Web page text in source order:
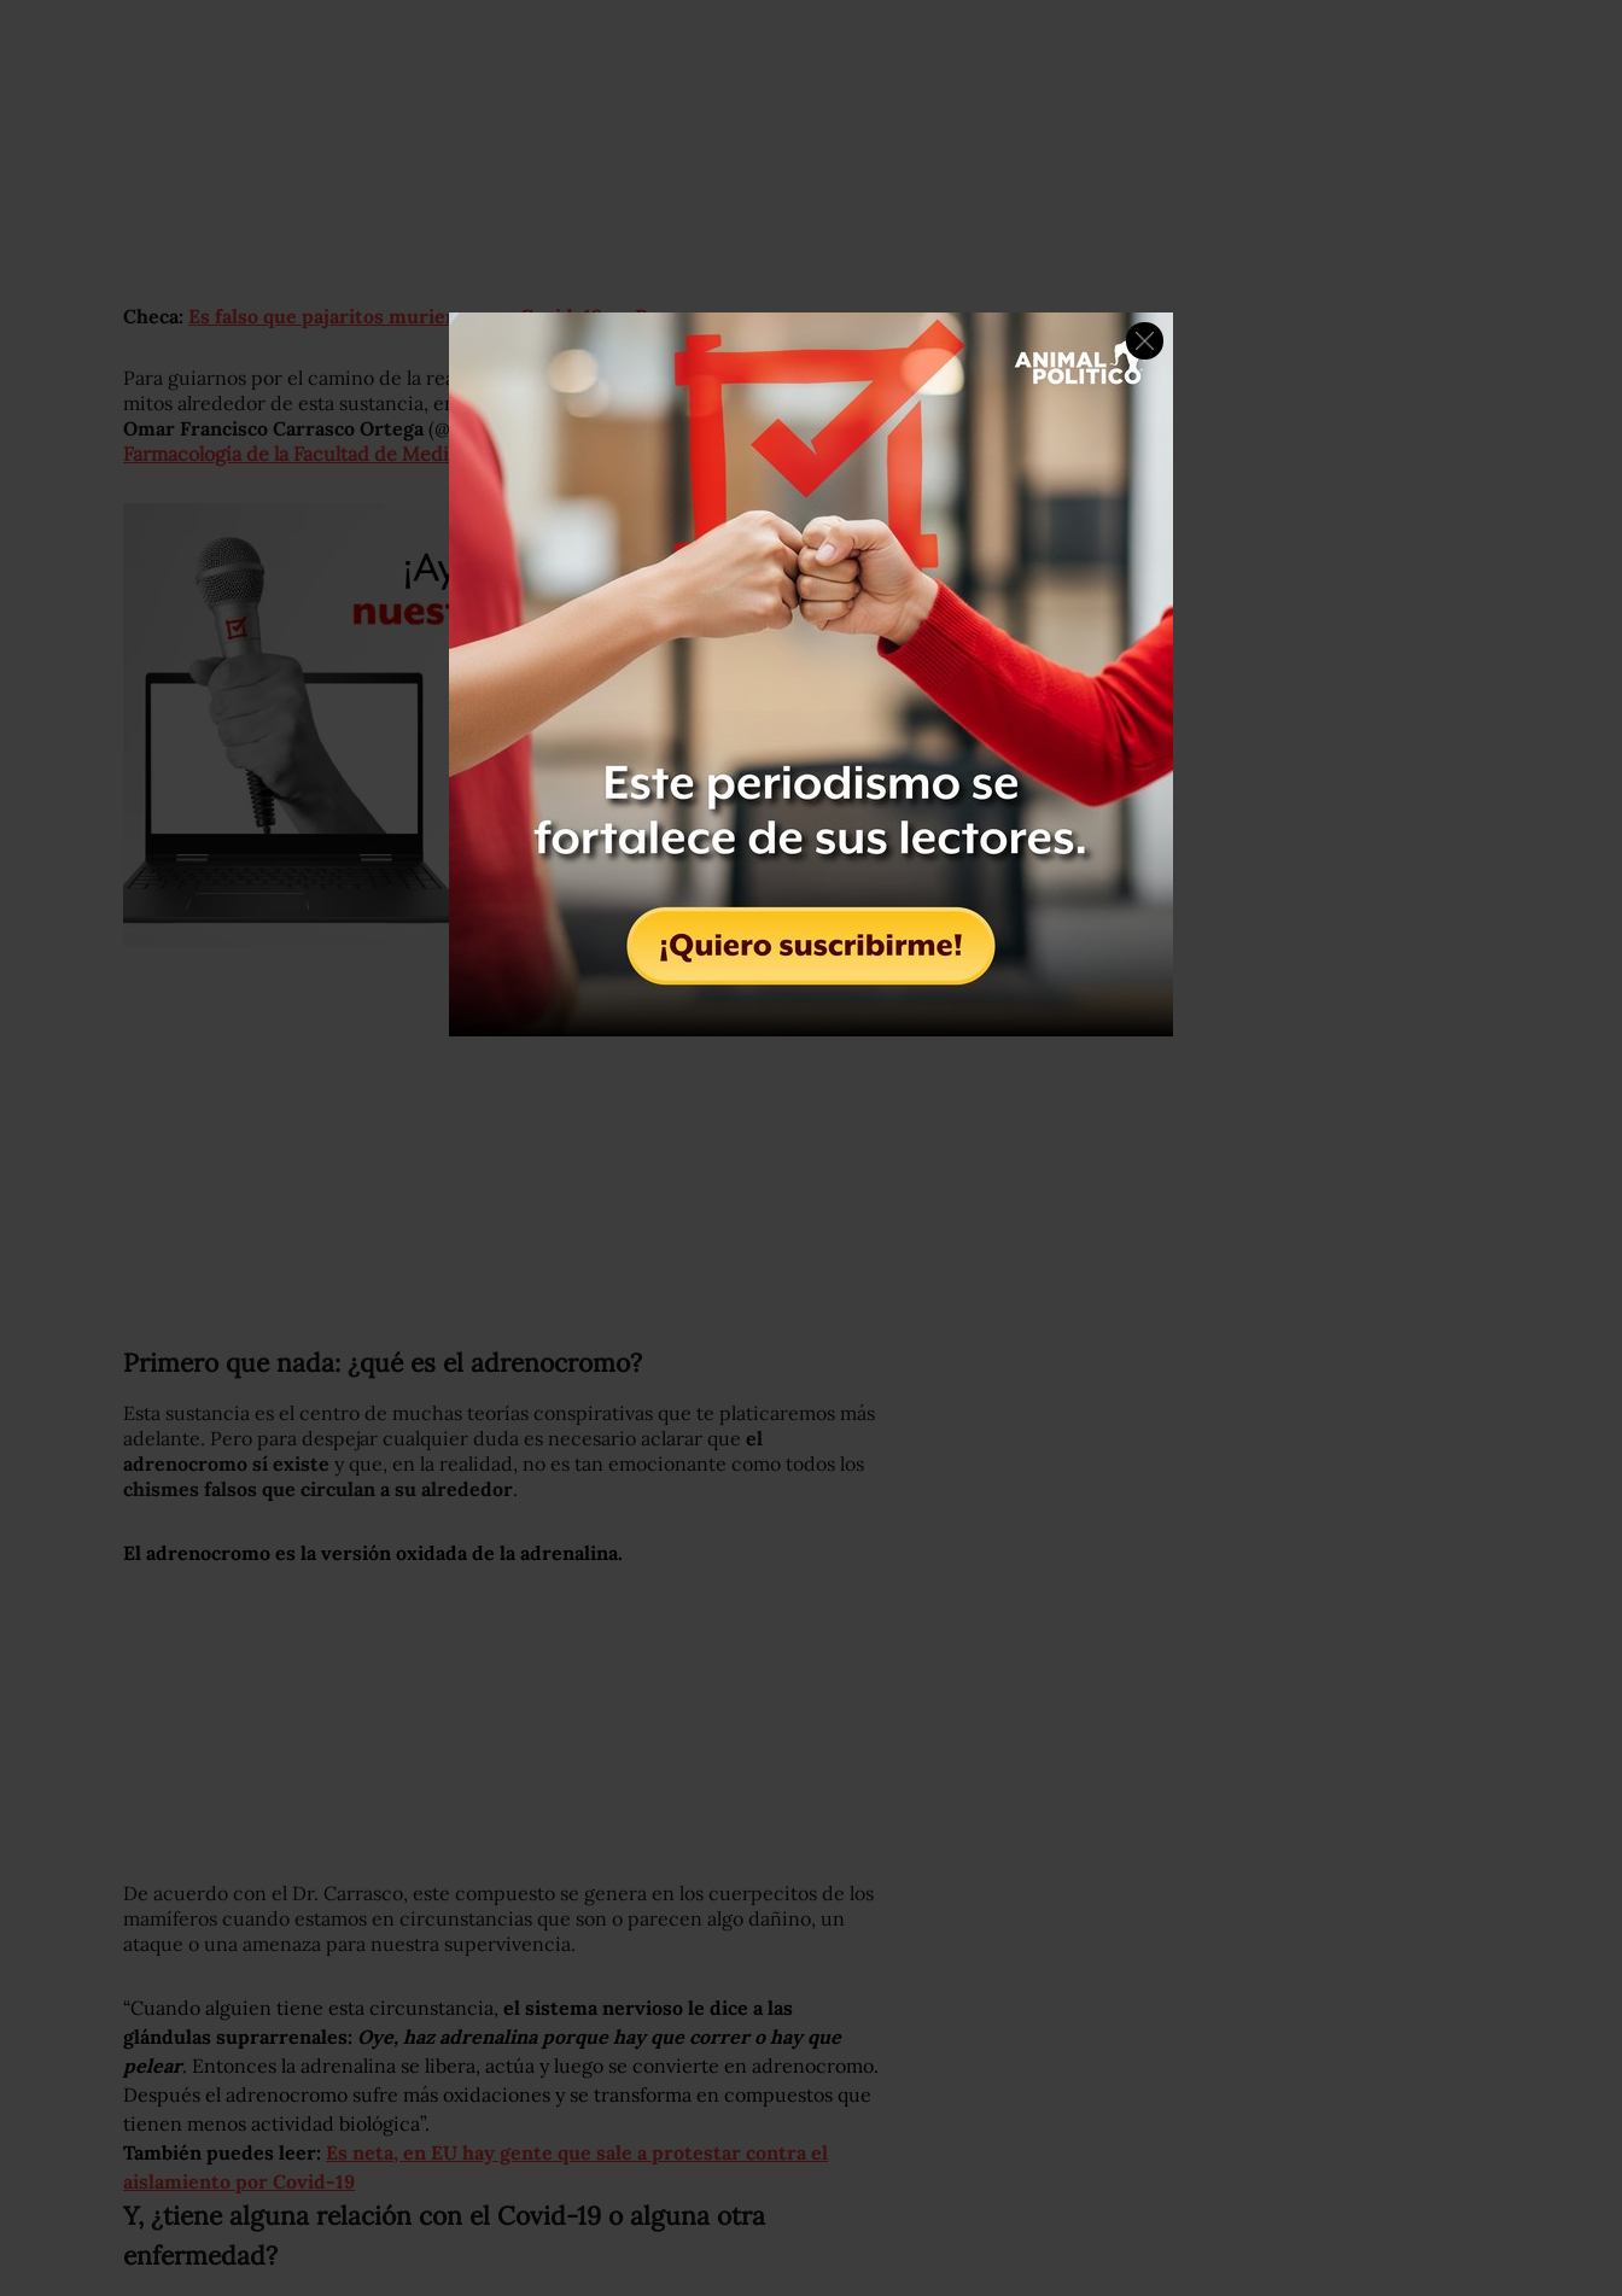
Checa: Es falso que pajaritos murieron por Covid-19 en Roma
Para guiarnos por el camino de la realidad médica y para ayudarnos a desmentir los
mitos alrededor de esta sustancia, enAnimal MX nos pusimos en contacto con elDr.
Omar Francisco Carrasco Ortega (@ OmarFCarrasco
Departamento de
Farmacología de la Facultad de Medicina de la UNAM
Primero que nada: ¿qué es el adrenocromo?
Esta sustancia es el centro de muchas teorías conspirativas que te platicaremos más
adelante. Pero para despejar cualquier duda es necesario aclarar que el
adrenocromo sí existe y que, en la realidad, no es tan emocionante como todos los
chismes falsos que circulan a su alrededor.
El adrenocromo es la versión oxidada de la adrenalina.
De acuerdo con el Dr. Carrasco, este compuesto se genera en los cuerpecitos de los
mamíferos cuando estamos en circunstancias que son o parecen algo dañino, un
ataque o una amenaza para nuestra supervivencia.
“Cuando alguien tiene esta circunstancia, el sistema nervioso le dice a las
glándulas suprarrenales: Oye, haz adrenalina porque hay que correr o hay que
pelear. Entonces la adrenalina se libera, actúa y luego se convierte en adrenocromo.
Después el adrenocromo sufre más oxidaciones y se transforma en compuestos que
tienen menos actividad biológica”.
También puedes leer: Es neta, en EU hay gente que sale a protestar contra el
aislamiento por Covid-19
Y, ¿tiene alguna relación con el Covid-19 o alguna otra
enfermedad?